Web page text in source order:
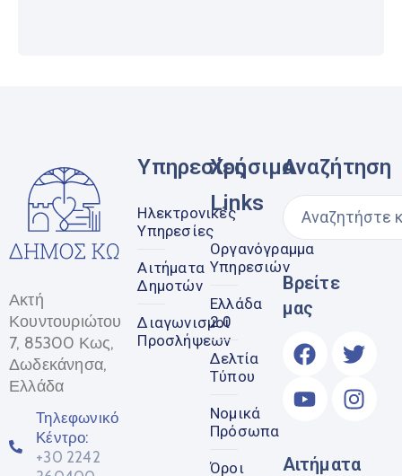
Ακτή
Κουντουριώτου
7, 85300 Κως,
Δωδεκάνησα,
Ελλάδα
Τηλεφωνικό
Κέντρο:
+30 2242
Υπηρεσίες
Ηλεκτρονικές
Υπηρεσίες
Αιτήματα
Δημοτών
Διαγωνισμοί
Προσλήψεων
Χρήσιμα
Links
Οργανόγραμμα
Υπηρεσιών
Ελλάδα
2.0
Δελτία
Τύπου
Νομικά
Πρόσωπα
Όροι
Αναζήτηση
Βρείτε
μας
Αιτήματα